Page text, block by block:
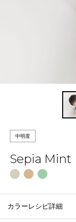
中明度
Sepia Mint
カラーレシピ詳細